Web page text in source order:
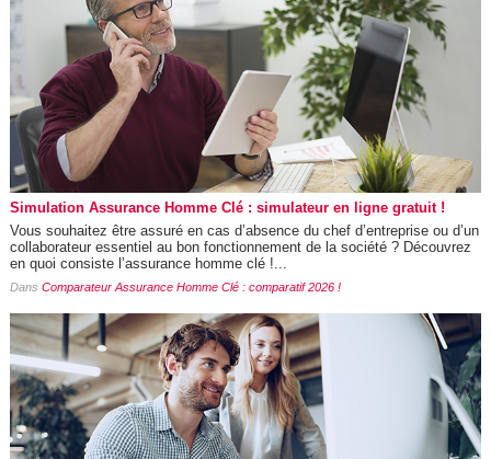
Simulation Assurance Homme Clé : simulateur en ligne gratuit !
Vous souhaitez être assuré en cas d’absence du chef d’entreprise ou d’un
collaborateur essentiel au bon fonctionnement de la société ? Découvrez
en quoi consiste l’assurance homme clé !...
Dans Comparateur Assurance Homme Clé : comparatif 2026 !